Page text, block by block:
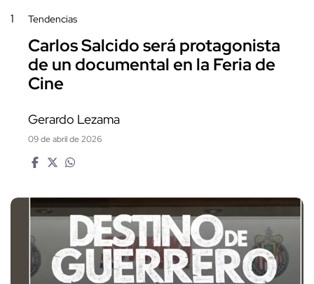
1 Tendencias
Carlos Salcido será protagonista
de un documental en la Feria de
Cine
Gerardo Lezama
09 de abril de 2026